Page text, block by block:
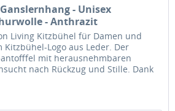
- Unisex
- Anthrazit
Living Kitzbühel für Damen und
Logo aus Leder. Der
mit herausnehmbaren
nach Rückzug und Stille. Dank